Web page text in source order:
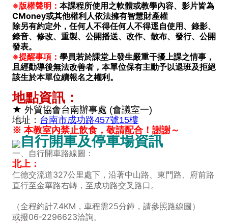
※版權聲明： 本課程所使用之軟體或教學內容、影片皆為
CMoney或其他權利人依法擁有智慧財產權
除另有約定外，任何人不得任何人不得逕自使用、錄影、
錄音、修改、重製、公開播送、改作、散布、發行、公開
發表。
※提醒事項： 學員若於課堂上發生嚴重干擾上課之情事，
且經勸導後無法改善者，本單位保有主動予以退班及拒絕
該生於本單位續報名之權利。
地點資訊：
★ 外貿協會台南辦事處 (會議室一)
地址： 台南市成功路457號15樓
※ 本教室內禁止飲食，敬請配合！謝謝～
自行開車及停車場資訊
一、自行開車路線圖：
北上：
仁德交流道327公里處下，沿著中山路、東門路、府前路
直行至金華路右轉，至成功路交叉路口。
（全程約計7.4KM，車程需25分鐘，請參照路線圖）
或撥06-2296623洽詢。